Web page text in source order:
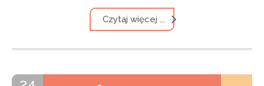
Czytaj więcej ...